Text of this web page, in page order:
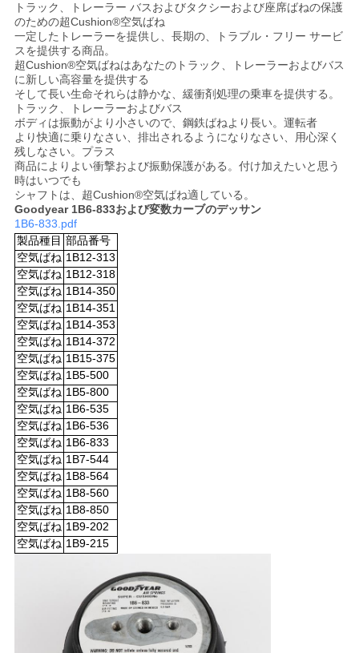
トラック、トレーラー バスおよびタクシーおよび座席ばねの保護
のための超Cushion®空気ばね
一定したトレーラーを提供し、長期の、トラブル・フリー サービ
スを提供する商品。
超Cushion®空気ばねはあなたのトラック、トレーラーおよびバス
に新しい高容量を提供する
そして長い生命それらは静かな、緩衝剤処理の乗車を提供する。
トラック、トレーラーおよびバス
ボディは振動がより小さいので、鋼鉄ばねより長い。運転者
より快適に乗りなさい、排出されるようになりなさい、用心深く
残しなさい。プラス
商品によりよい衝撃および振動保護がある。付け加えたいと思う
時はいつでも
シャフトは、超Cushion®空気ばね適している。
Goodyear 1B6-833および変数カーブのデッサン
1B6-833.pdf
製品種目 部品番号
空気ばね 1B12-313
空気ばね 1B12-318
空気ばね 1B14-350
空気ばね 1B14-351
空気ばね 1B14-353
空気ばね 1B14-372
空気ばね 1B15-375
空気ばね 1B5-500
空気ばね 1B5-800
空気ばね 1B6-535
空気ばね 1B6-536
空気ばね 1B6-833
空気ばね 1B7-544
空気ばね 1B8-564
空気ばね 1B8-560
空気ばね 1B8-850
空気ばね 1B9-202
空気ばね 1B9-215